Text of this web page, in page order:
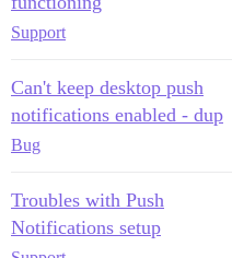
Support
Can't keep desktop push
notifications enabled - dup
Bug
Troubles with Push
Notifications setup